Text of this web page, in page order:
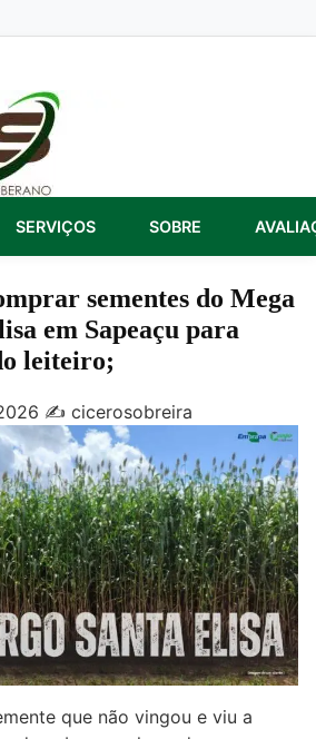
SERVIÇOS SOBRE
sementes do Mega
em Sapeaçu para
leiteiro;
✍️ cicerosobreira
que não vingou e viu a